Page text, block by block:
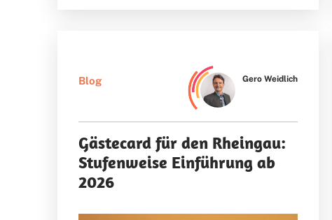
Blog Gero Weidlich
Gästecard für den Rheingau:
Stufenweise Einführung ab
2026